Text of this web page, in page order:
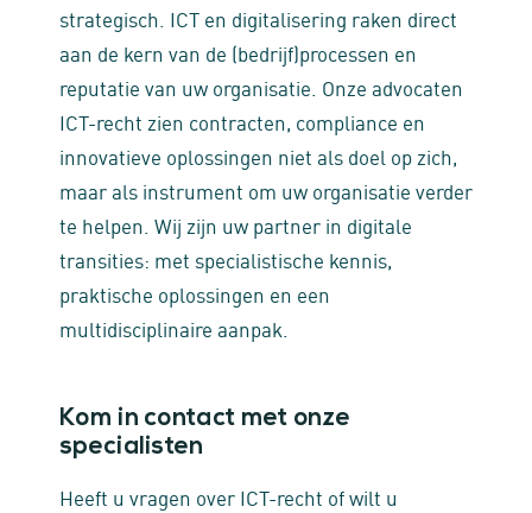
strategisch. ICT en digitalisering raken direct
aan de kern van de (bedrijf)processen en
reputatie van uw organisatie. Onze advocaten
ICT-recht zien contracten, compliance en
innovatieve oplossingen niet als doel op zich,
maar als instrument om uw organisatie verder
te helpen. Wij zijn uw partner in digitale
transities: met specialistische kennis,
praktische oplossingen en een
multidisciplinaire aanpak.
Kom in contact met onze
specialisten
Heeft u vragen over ICT-recht of wilt u